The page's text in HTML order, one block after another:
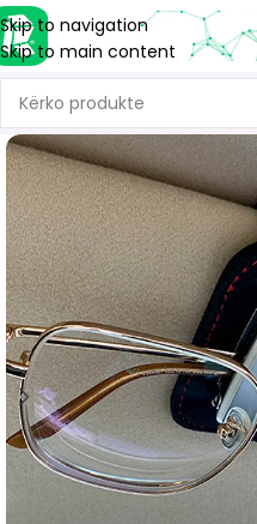
Skip to navigation
Skip to main content